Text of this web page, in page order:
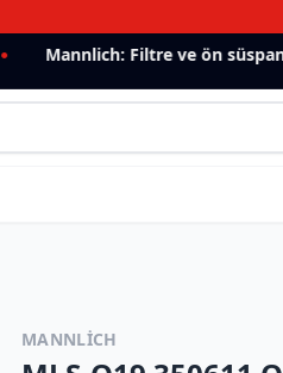
Mannlich: Filtre ve ön
MANNLICH